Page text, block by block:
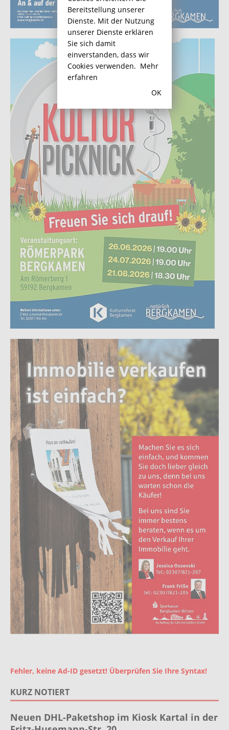
Fehler, keine Ad-ID gesetzt! Überprüfen Sie Ihre Syntax!
KURZ NOTIERT
Neuen DHL-Paketshop im Kiosk Kartal in der
Bereitstellung unserer
Dienste. Mit der Nutzung
unserer Dienste erklären
Sie sich damit
einverstanden, dass wir
Cookies verwenden. Mehr
erfahren
OK